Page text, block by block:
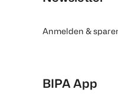
Anmelden &
BIPA App